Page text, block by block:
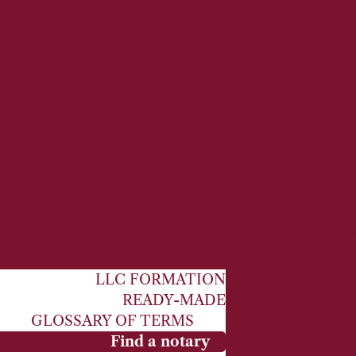
LLC FORMATION
READY-MADE
GLOSSARY OF TERMS
Find a notary